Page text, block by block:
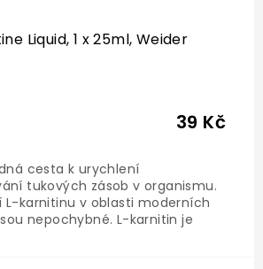
Liquid, 1 x 25ml, Weider
39 Kč
cesta k urychlení
tukových zásob v organismu.
L-karnitinu v oblasti moderních
nepochybné. L-karnitin je